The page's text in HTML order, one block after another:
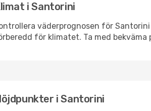
i Santorini
väderprognosen för
för klimatet. Ta med bekväma
i Santorini